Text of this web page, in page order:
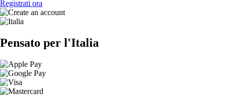
Registrati ora
Pensato per l'Italia